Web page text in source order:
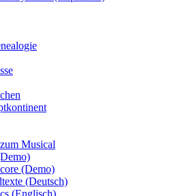
Musical
(Demo)
(Deutsch)
(Englisch)